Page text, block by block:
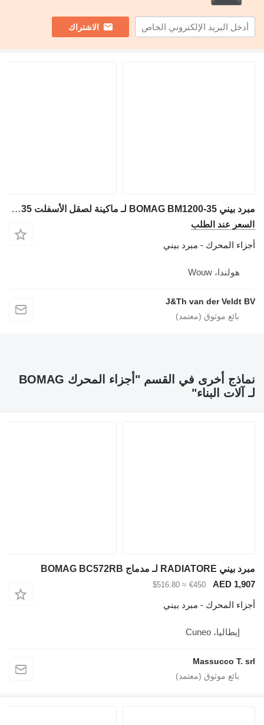
الاشتراك
مبرد بيني BOMAG BM1200-35 لـ ماكينة لصقل الأسفلت BOMAG BM1200-35
السعر عند الطلب
أجزاء المحرك - مبرد بيني
هولندا، Wouw
J&Th van der Veldt BV
نماذج أخرى في القسم "أجزاء المحرك BOMAG
لـ آلات البناء"
مبرد بيني RADIATORE لـ مدماج BOMAG BC572RB
AED 1,907
€450
≈ $516.80
أجزاء المحرك - مبرد بيني
إيطاليا، Cuneo
Massucco T. srl